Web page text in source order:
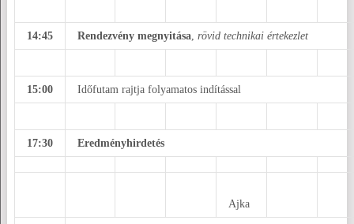
14:45 Rendezvény megnyitása, rövid technikai értekezlet
15:00 Időfutam rajtja folyamatos indítással
17:30 Eredményhirdetés
Ajka